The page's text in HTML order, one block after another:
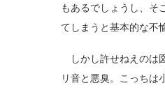
もあるでしょうし、そ
てしまうと基本的な不
しかし許せねえのは
リ音と悪臭。こっちは